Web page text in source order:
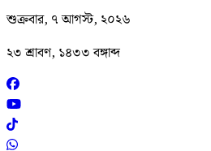
শুক্রবার, ৭ আগস্ট, ২০২৬
২৩ শ্রাবণ, ১৪৩৩ বঙ্গাব্দ